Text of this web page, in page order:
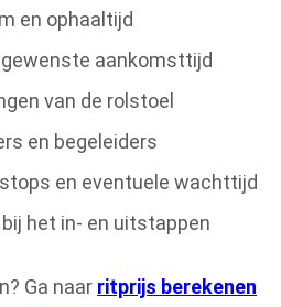
en ophaaltijd
aankomsttijd
van de rolstoel
en begeleiders
en eventuele wachttijd
het in- en uitstappen
Ga naar ritprijs berekenen